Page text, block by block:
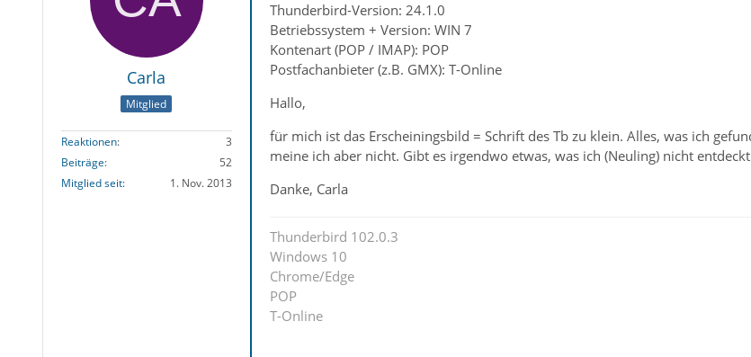
Carla
Mitglied
Reaktionen
3
Beiträge
52
Mitglied seit
1. Nov. 2013
Thunderbird-Version: 24.1.0
Betriebssystem + Version: WIN 7
Kontenart (POP / IMAP): POP
Postfachanbieter (z.B. GMX): T-Online
Hallo,
für mich ist das Erscheiningsbild = Schrift des Tb zu klein. Alles, was ich
meine ich aber nicht. Gibt es irgendwo etwas, was ich (Neuling) nicht
Danke, Carla
Thunderbird 102.0.3
Windows 10
Chrome/Edge
POP
T-Online